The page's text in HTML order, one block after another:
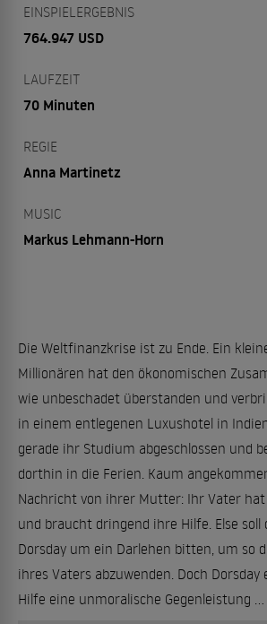
EINSPIELERGEBNIS
764.947 USD
LAUFZEIT
70 Minuten
REGIE
Anna Martinetz
MUSIC
Markus Lehmann-Horn
Die Weltfinanzkrise ist zu Ende. Ein
Millionären hat den ökonomischen
wie unbeschadet überstanden und
in einem entlegenen Luxushotel in
gerade ihr Studium abgeschlossen und
dorthin in die Ferien. Kaum
Nachricht von ihrer Mutter: Ihr Vater
und braucht dringend ihre Hilfe. Else
Dorsday um ein Darlehen bitten, um so
ihres Vaters abzuwenden. Doch
Hilfe eine unmoralische Gegenleistung ...